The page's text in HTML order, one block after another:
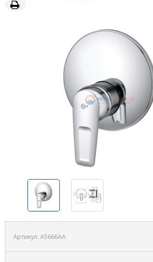
Артикул: A5666AA